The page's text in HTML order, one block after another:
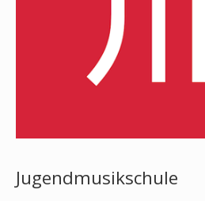
Jugendmusikschule